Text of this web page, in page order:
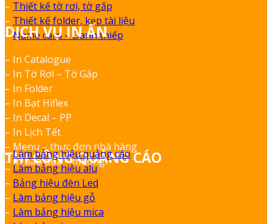
– Thiết kế tờ rơi, tờ gấp
– Thiết kế folder, kẹp tài liệu
–Name card – Danh thiếp
DỊCH VỤ IN ẤN
– In Catalogue
– In Tờ Rơi – Tờ Gấp
– In Folder
– In Bạt Hiflex
– In Decal – PP
– In Lịch Tết
– Menu – thực đơn nhà hàng
– In bao đũa – muỗng.
THI CÔNG QUẢNG CÁO
–Làm bảng hiệu quảng cáo
– Làm bảng hiệu alu
– Bảng hiệu đèn Led
– Làm bảng hiệu gỗ
– Làm bảng hiệu mica